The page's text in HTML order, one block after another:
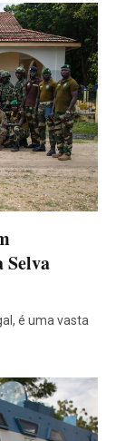
Selva
é uma vasta